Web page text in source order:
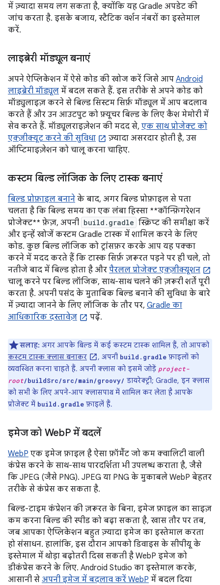
में ज़्यादा समय लग सकता है, क्योंकि यह Gradle अपडेट की
जांच करता है. इसके बजाय, स्टैटिक वर्शन नंबरों का इस्तेमाल
करें.
लाइब्रेरी मॉड्यूल बनाएं
अपने ऐप्लिकेशन में ऐसे कोड की खोज करें जिसे आप Android
लाइब्रेरी मॉड्यूल में बदल सकते हैं. इस तरीके से अपने कोड को
मॉड्युलाइज़ करने से बिल्ड सिस्टम सिर्फ़ मॉड्यूल में आप बदलाव
करते हैं और उन आउटपुट को फ़्यूचर बिल्ड के लिए कैश मेमोरी में
सेव करते हैं. मॉड्यूलराइज़ेशन की मदद से, एक साथ प्रोजेक्ट को
एक्ज़ीक्यूट करने की सुविधा
ज़्यादा असरदार होती है, उस
ऑप्टिमाइज़ेशन को चालू करना चाहिए.
कस्टम बिल्ड लॉजिक के लिए टास्क बनाएं
बिल्ड प्रोफ़ाइल बनाने के बाद, अगर बिल्ड प्रोफ़ाइल से पता
चलता है कि बिल्ड समय का एक लंबा हिस्सा **कॉन्फ़िगरेशन
प्रोजेक्ट** फ़ेज़, अपनी build.gradle स्क्रिप्ट की समीक्षा करें
और इन्हें खोजें कस्टम Gradle टास्क में शामिल करने के लिए
कोड. कुछ बिल्ड लॉजिक को ट्रांसफ़र करके आप यह पक्का
करने में मदद करते हैं कि टास्क सिर्फ़ ज़रूरत पड़ने पर ही चले, तो
नतीजे बाद में बिल्ड होता है और पैरलल प्रोजेक्ट एक्ज़ीक्यूशन
चालू करने पर बिल्ड लॉजिक, साथ-साथ चलने की ज़रूरी शर्तें पूरी
करता है. अपनी पसंद के मुताबिक बिल्ड बनाने की सुविधा के बारे
में ज़्यादा जानने के लिए लॉजिक के तौर पर, Gradle का
आधिकारिक दस्तावेज़
पढ़ें.
सलाह: अगर आपके बिल्ड में कई कस्टम टास्क शामिल हैं, तो आपको
कस्टम टास्क क्लास बनाकर
, अपनी build.gradle फ़ाइलों को
व्यवस्थित करना चाहते हैं. अपनी क्लास को इसमें जोड़ें project-
root/buildSrc/src/main/groovy/ डायरेक्ट्री; Gradle, इन क्लास
को सभी के लिए अपने-आप क्लासपाथ में शामिल कर लेता है आपके
प्रोजेक्ट में build.gradle फ़ाइलें हैं.
इमेज को WebP में बदलें
WebP एक इमेज फ़ाइल है ऐसा फ़ॉर्मैट जो कम क्वालिटी वाली
कंप्रेस करने के साथ-साथ पारदर्शिता भी उपलब्ध कराता है, जैसे
कि JPEG (जैसे PNG). JPEG या PNG के मुकाबले WebP बेहतर
तरीके से कंप्रेस कर सकता है.
बिल्ड-टाइम कंप्रेशन की ज़रूरत के बिना, इमेज फ़ाइल का साइज़
कम करना बिल्ड की स्पीड को बढ़ा सकता है, खास तौर पर तब,
जब आपका ऐप्लिकेशन बहुत ज़्यादा इमेज का इस्तेमाल करता
हो संसाधन. हालांकि, इस दौरान आपको डिवाइस के सीपीयू के
इस्तेमाल में थोड़ा बढ़ोतरी दिख सकती है WebP इमेज को
डीकंप्रेस करने के लिए. Android Studio का इस्तेमाल करके,
आसानी से अपनी इमेज में बदलाव करें WebP में बदल दिया